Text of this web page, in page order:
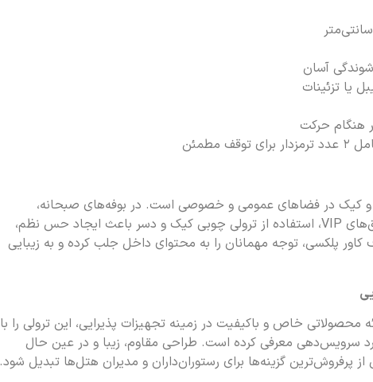
آسان
یا تزئینات
هنگام حرکت
کیک در فضاهای عمومی و خصوصی است. در بوفه‌های صبحانه،
ایونت‌های لاکچری یا هنگام پذیرایی در اتاق‌های VIP، استفاده از ترولی چوبی کیک و دسر باعث ایجاد حس نظم،
پلکسی، توجه مهمانان را به محتوای داخل جلب کرده و به زیبایی
محصولاتی خاص و باکیفیت در زمینه تجهیزات پذیرایی، این ترولی را با
سرویس‌دهی معرفی کرده است. طراحی مقاوم، زیبا و در عین حال
پرفروش‌ترین گزینه‌ها برای رستوران‌داران و مدیران هتل‌ها تبدیل شود.